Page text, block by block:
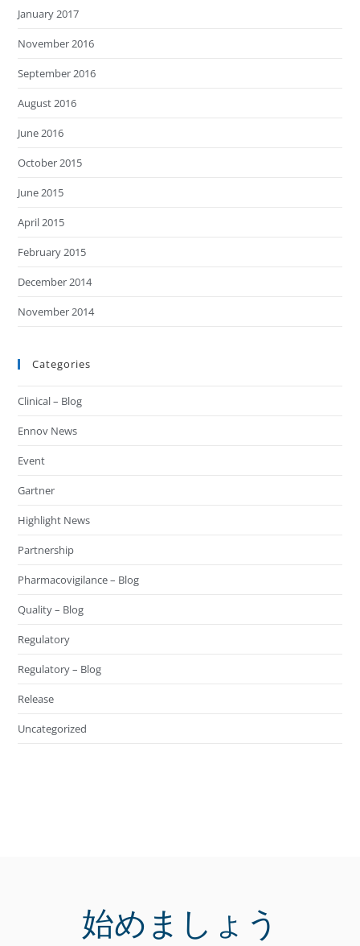
January 2017
November 2016
September 2016
August 2016
June 2016
October 2015
June 2015
April 2015
February 2015
December 2014
November 2014
Categories
Clinical – Blog
Ennov News
Event
Gartner
Highlight News
Partnership
Pharmacovigilance – Blog
Quality – Blog
Regulatory
Regulatory – Blog
Release
Uncategorized
始めましょう